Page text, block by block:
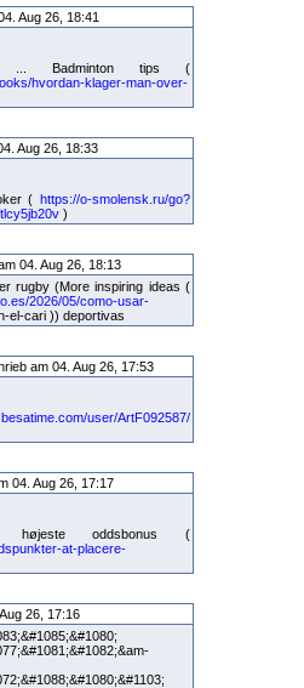
Aug 26, 18:41
Badminton tips (
hvordan-klager-man-over-
Aug 26, 18:33
( https://o-smolensk.ru/go?
)
04. Aug 26, 18:13
rugby (More inspiring ideas (
2026/05/como-usar-
el-cari )) deportivas
am 04. Aug 26, 17:53
user/ArtF092587/
04. Aug 26, 17:17
oddsbonus (
at-placere-
26, 17:16